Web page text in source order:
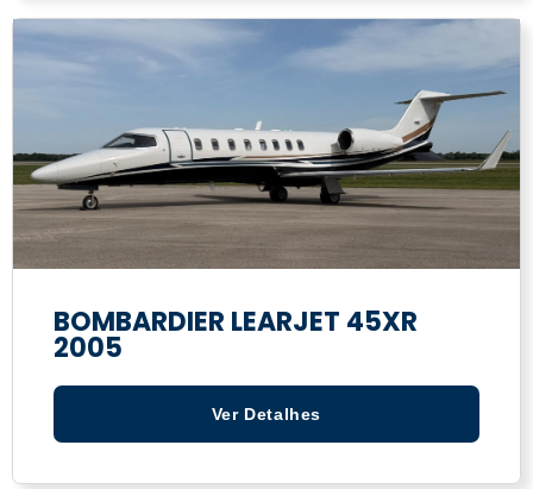
BOMBARDIER LEARJET 45XR
2005
Ver Detalhes